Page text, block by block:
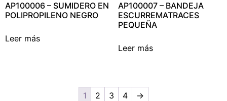
AP100006 – SUMIDERO EN
POLIPROPILENO NEGRO
Leer más
AP100007 – BANDEJA
ESCURREMATRACES
PEQUEÑA
Leer más
1 2 3 4 →